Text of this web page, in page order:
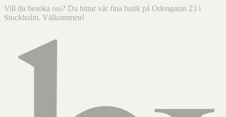
Vill du besöka oss? Du hittar vår fina butik på Odengatan 23 i
Stockholm. Välkommen!